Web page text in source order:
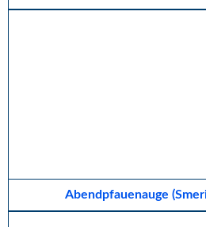
Abendpfauenauge